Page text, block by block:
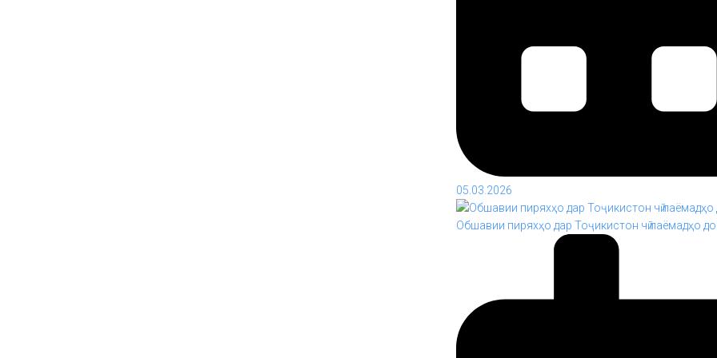
05.03.2026
Обшавии пиряхҳо дар Тоҷикистон чӣ паёмадҳо